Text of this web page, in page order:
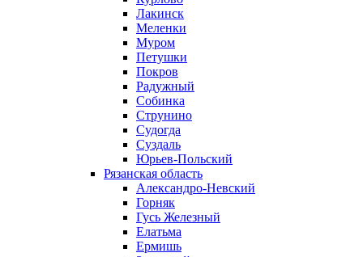
Лакинск
Меленки
Муром
Петушки
Покров
Радужный
Собинка
Струнино
Судогда
Суздаль
Юрьев-Польский
Рязанская область
Александро-Невский
Горняк
Гусь Железный
Елатьма
Ермишь